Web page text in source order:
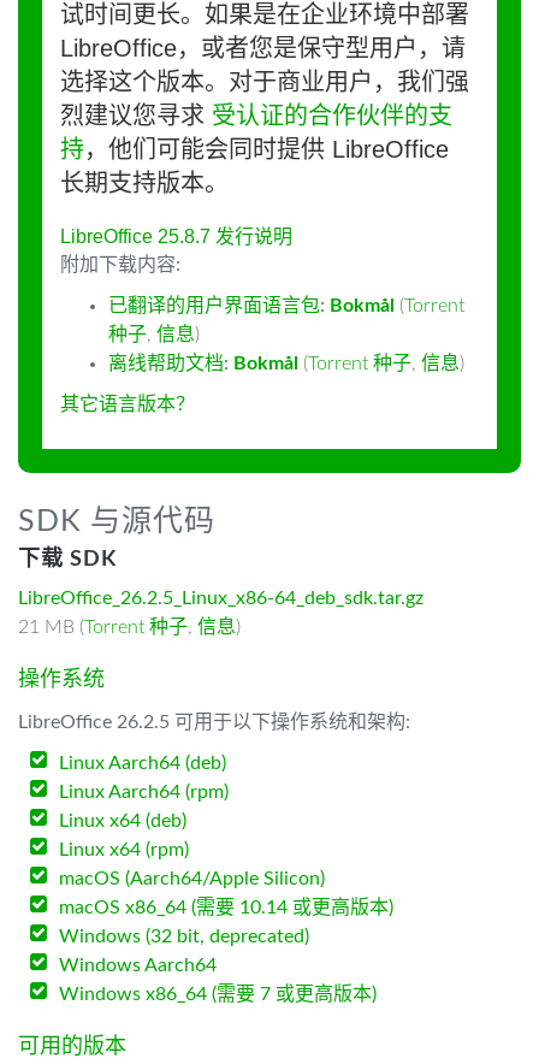
试时间更长。如果是在企业环境中部署
LibreOffice，或者您是保守型用户，请
选择这个版本。对于商业用户，我们强
烈建议您寻求 受认证的合作伙伴的支
持，他们可能会同时提供 LibreOffice
长期支持版本。
LibreOffice 25.8.7 发行说明
附加下载内容:
已翻译的用户界面语言包: Bokmål (Torrent
种子, 信息)
离线帮助文档: Bokmål (Torrent 种子, 信息)
其它语言版本？
SDK 与源代码
下载 SDK
LibreOffice_26.2.5_Linux_x86-64_deb_sdk.tar.gz
21 MB (Torrent 种子, 信息)
操作系统
LibreOffice 26.2.5 可用于以下操作系统和架构:
Linux Aarch64 (deb)
Linux Aarch64 (rpm)
Linux x64 (deb)
Linux x64 (rpm)
macOS (Aarch64/Apple Silicon)
macOS x86_64 (需要 10.14 或更高版本)
Windows (32 bit, deprecated)
Windows Aarch64
Windows x86_64 (需要 7 或更高版本)
可用的版本